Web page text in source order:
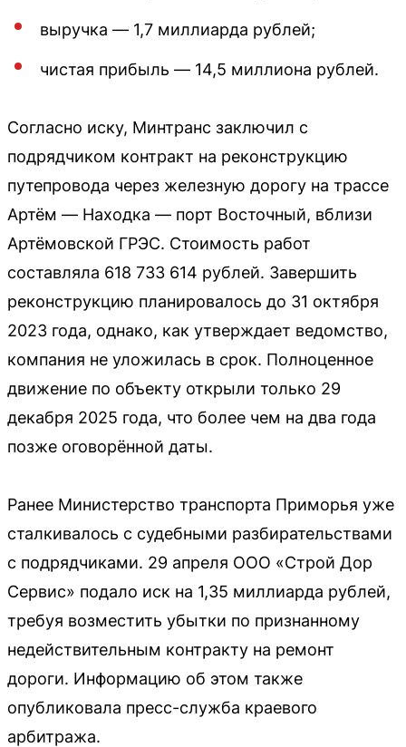
выручка — 1,7 миллиарда рублей;
чистая прибыль — 14,5 миллиона рублей.
Согласно иску, Минтранс заключил с
подрядчиком контракт на реконструкцию
путепровода через железную дорогу на трассе
Артём — Находка — порт Восточный, вблизи
Артёмовской ГРЭС. Стоимость работ
составляла 618 733 614 рублей. Завершить
реконструкцию планировалось до 31 октября
2023 года, однако, как утверждает ведомство,
компания не уложилась в срок. Полноценное
движение по объекту открыли только 29
декабря 2025 года, что более чем на два года
позже оговорённой даты.
Ранее Министерство транспорта Приморья уже
сталкивалось с судебными разбирательствами
с подрядчиками. 29 апреля ООО «Строй Дор
Сервис» подало иск на 1,35 миллиарда рублей,
требуя возместить убытки по признанному
недействительным контракту на ремонт
дороги. Информацию об этом также
опубликовала пресс-служба краевого
арбитража.